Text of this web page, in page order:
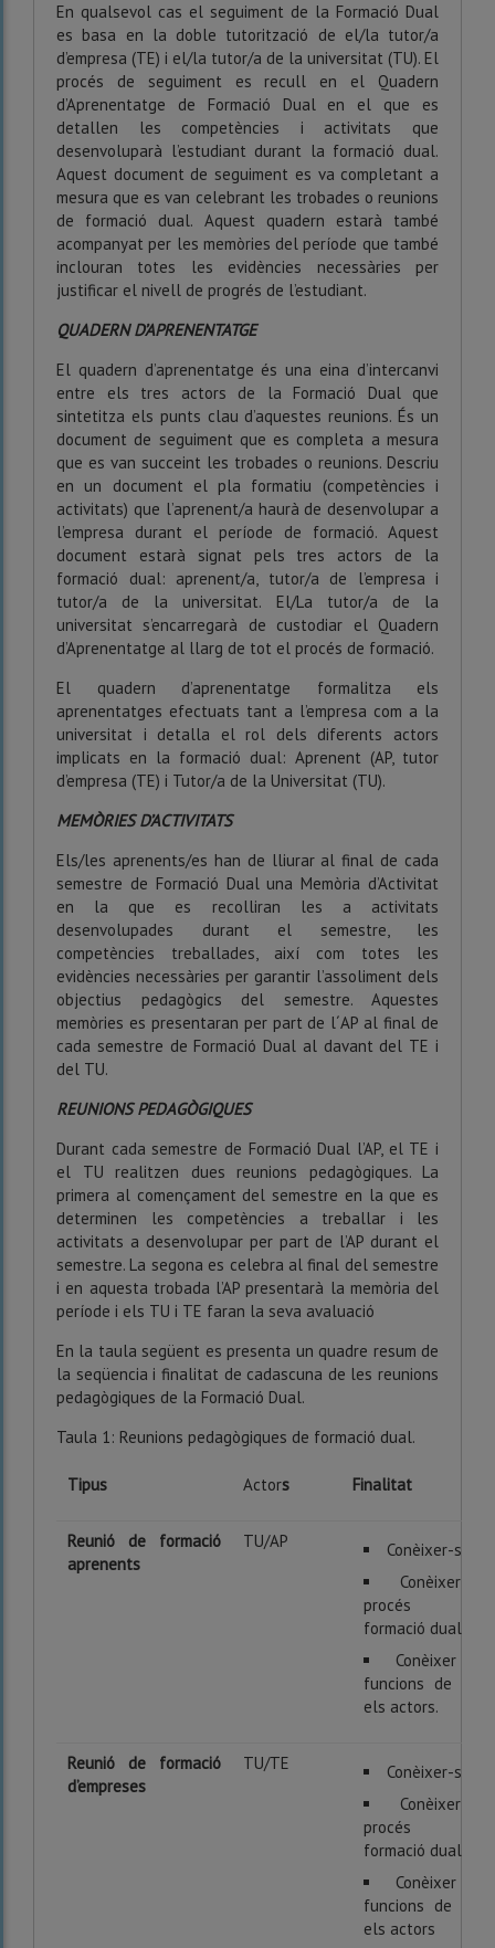
En qualsevol cas el seguiment de la Formació Dual
es basa en la doble tutorització de el/la tutor/a
d’empresa (TE) i el/la tutor/a de la universitat (TU). El
procés de seguiment es recull en el Quadern
d’Aprenentatge de Formació Dual en el que es
detallen les competències i activitats que
desenvoluparà l’estudiant durant la formació dual.
Aquest document de seguiment es va completant a
mesura que es van celebrant les trobades o reunions
de formació dual. Aquest quadern estarà també
acompanyat per les memòries del període que també
inclouran totes les evidències necessàries per
justificar el nivell de progrés de l’estudiant.
QUADERN D’APRENENTATGE
El quadern d’aprenentatge és una eina d’intercanvi
entre els tres actors de la Formació Dual que
sintetitza els punts clau d’aquestes reunions. És un
document de seguiment que es completa a mesura
que es van succeint les trobades o reunions. Descriu
en un document el pla formatiu (competències i
activitats) que l’aprenent/a haurà de desenvolupar a
l’empresa durant el període de formació. Aquest
document estarà signat pels tres actors de la
formació dual: aprenent/a, tutor/a de l’empresa i
tutor/a de la universitat. El/La tutor/a de la
universitat s’encarregarà de custodiar el Quadern
d’Aprenentatge al llarg de tot el procés de formació.
El quadern d’aprenentatge formalitza els
aprenentatges efectuats tant a l’empresa com a la
universitat i detalla el rol dels diferents actors
implicats en la formació dual: Aprenent (AP, tutor
d’empresa (TE) i Tutor/a de la Universitat (TU).
MEMÒRIES D’ACTIVITATS
Els/les aprenents/es han de lliurar al final de cada
semestre de Formació Dual una Memòria d’Activitat
en la que es recolliran les a activitats
desenvolupades durant el semestre, les
competències treballades, així com totes les
evidències necessàries per garantir l’assoliment dels
objectius pedagògics del semestre. Aquestes
memòries es presentaran per part de l´AP al final de
cada semestre de Formació Dual al davant del TE i
del TU.
REUNIONSPEDAGÒGIQUES
Durant cada semestre de Formació Dual l’AP, el TE i
el TU realitzen dues reunions pedagògiques. La
primera al començament del semestre en la que es
determinen les competències a treballar i les
activitats a desenvolupar per part de l’AP durant el
semestre. La segona es celebra al final del semestre
i en aquesta trobada l’AP presentarà la memòria del
període i els TU i TE faran la seva avaluació
En la taula següent es presenta un quadre resum de
la seqüencia i finalitat de cadascuna de les reunions
pedagògiques de la Formació Dual.
Taula 1: Reunions pedagògiques de formació dual.
Tipus Actors Finalitat
Reunió de formació
aprenents
TU/AP
Conèixer-se.
Conèixer el
procés de
formació dual.
Conèixer les
funcions de tots
els actors.
Reunió de formació
d’empreses
TU/TE
Conèixer-se.
Conèixer el
procés de
formació dual.
Conèixer les
funcions de tots
els actors